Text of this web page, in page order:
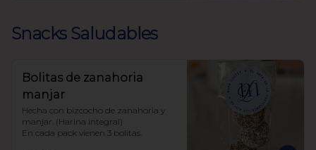
Snacks Saludables
Bolitas de zanahoria
manjar
Hecha con bizcocho de zanahoria y
manjar. (Harina integral)
En cada pack vienen 3 bolitas.